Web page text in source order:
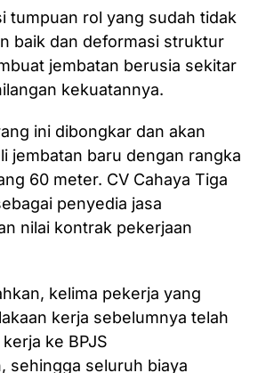
tumpuan rol yang sudah tidak
baik dan deformasi struktur
jembatan berusia sekitar
kekuatannya.
ini dibongkar dan akan
jembatan baru dengan rangka
60 meter. CV Cahaya Tiga
penyedia jasa
nilai kontrak pekerjaan
kelima pekerja yang
kerja sebelumnya telah
ke BPJS
sehingga seluruh biaya